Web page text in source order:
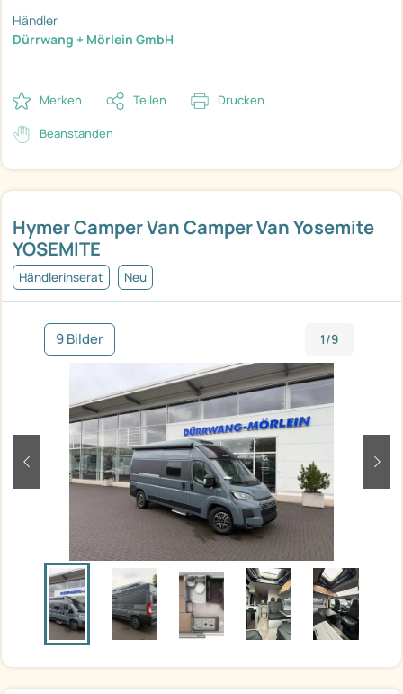
Hymer Camper Van Camper Van Yosemite
YOSEMITE
Händlerinserat Neu
9 Bilder 1/9
zurück
Händler
Dürrwang + Mörlein GmbH
Merken Teilen Drucken
Beanstanden